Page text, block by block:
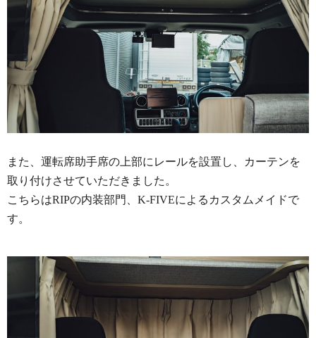
また、運転席助手席の上部にレールを設置し、カーテンを
取り付けさせていただきました。
こちらはRIPの内装部門、K-FIVEによるカスタムメイドで
す。